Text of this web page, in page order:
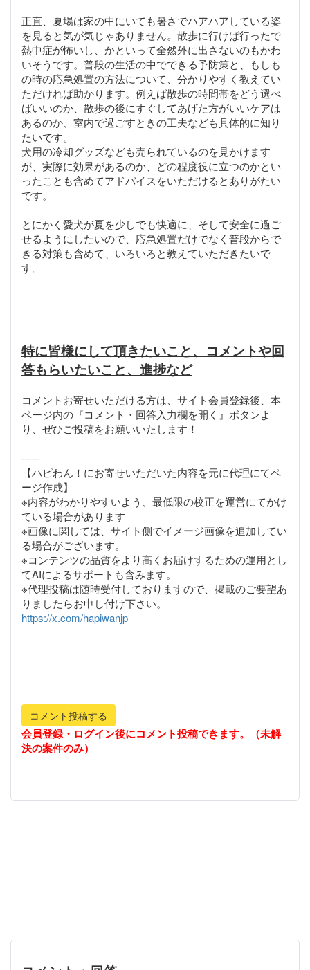
正直、夏場は家の中にいても暑さでハアハアしている姿
を見ると気が気じゃありません。散歩に行けば行ったで
熱中症が怖いし、かといって全然外に出さないのもかわ
いそうです。普段の生活の中でできる予防策と、もしも
の時の応急処置の方法について、分かりやすく教えてい
ただければ助かります。例えば散歩の時間帯をどう選べ
ばいいのか、散歩の後にすぐしてあげた方がいいケアは
あるのか、室内で過ごすときの工夫なども具体的に知り
たいです。
犬用の冷却グッズなども売られているのを見かけます
が、実際に効果があるのか、どの程度役に立つのかとい
ったことも含めてアドバイスをいただけるとありがたい
です。
とにかく愛犬が夏を少しでも快適に、そして安全に過ご
せるようにしたいので、応急処置だけでなく普段からで
きる対策も含めて、いろいろと教えていただきたいで
す。
特に皆様にして頂きたいこと、コメントや回
答もらいたいこと、進捗など
コメントお寄せいただける方は、サイト会員登録後、本
ページ内の『コメント・回答入力欄を開く』ボタンよ
り、ぜひご投稿をお願いいたします！
-----
【ハピわん！にお寄せいただいた内容を元に代理にてペ
ージ作成】
※内容がわかりやすいよう、最低限の校正を運営にてかけ
ている場合があります
※画像に関しては、サイト側でイメージ画像を追加してい
る場合がございます。
※コンテンツの品質をより高くお届けするための運用とし
てAIによるサポートも含みます。
※代理投稿は随時受付しておりますので、掲載のご要望あ
https://x.com/hapiwanjp
コメント投稿する
会員登録・ログイン後にコメント投稿できます。（未解
決の案件のみ）